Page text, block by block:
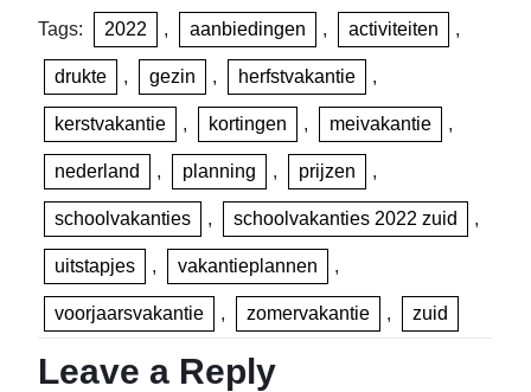
Tags: 2022 , aanbiedingen , activiteiten ,
drukte , gezin , herfstvakantie ,
kerstvakantie , kortingen , meivakantie ,
nederland , planning , prijzen ,
schoolvakanties , schoolvakanties 2022 zuid ,
uitstapjes , vakantieplannen ,
voorjaarsvakantie , zomervakantie , zuid
Leave a Reply